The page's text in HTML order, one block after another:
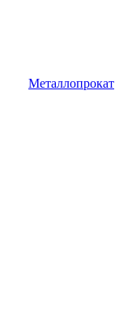
Металлопрокат